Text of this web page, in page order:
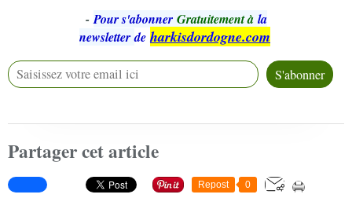
- Pour s'abonner Gratuitement à la
newsletter de harkisdordogne.com
Partager cet article
Repost 0